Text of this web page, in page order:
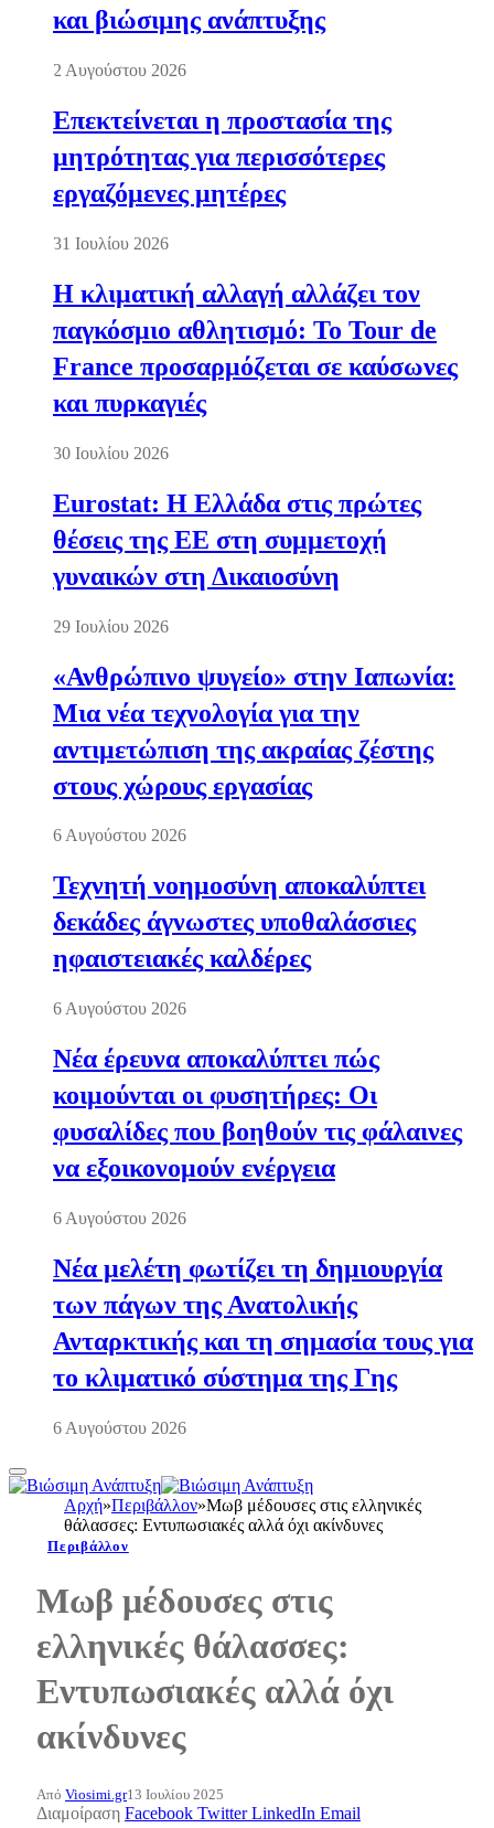
και βιώσιμης ανάπτυξης
2 Αυγούστου 2026
Επεκτείνεται η προστασία της
μητρότητας για περισσότερες
εργαζόμενες μητέρες
31 Ιουλίου 2026
Η κλιματική αλλαγή αλλάζει τον
παγκόσμιο αθλητισμό: Το Tour de
France προσαρμόζεται σε καύσωνες
και πυρκαγιές
30 Ιουλίου 2026
Eurostat: Η Ελλάδα στις πρώτες
θέσεις της ΕΕ στη συμμετοχή
γυναικών στη Δικαιοσύνη
29 Ιουλίου 2026
«Ανθρώπινο ψυγείο» στην Ιαπωνία:
Μια νέα τεχνολογία για την
αντιμετώπιση της ακραίας ζέστης
στους χώρους εργασίας
6 Αυγούστου 2026
Τεχνητή νοημοσύνη αποκαλύπτει
δεκάδες άγνωστες υποθαλάσσιες
ηφαιστειακές καλδέρες
6 Αυγούστου 2026
Νέα έρευνα αποκαλύπτει πώς
κοιμούνται οι φυσητήρες: Οι
φυσαλίδες που βοηθούν τις φάλαινες
να εξοικονομούν ενέργεια
6 Αυγούστου 2026
Νέα μελέτη φωτίζει τη δημιουργία
των πάγων της Ανατολικής
Ανταρκτικής και τη σημασία τους για
το κλιματικό σύστημα της Γης
6 Αυγούστου 2026
Αρχή»Περιβάλλον»Μωβ μέδουσες στις ελληνικές
θάλασσες: Εντυπωσιακές αλλά όχι ακίνδυνες
Περιβάλλον
Μωβ μέδουσες στις
ελληνικές θάλασσες:
Εντυπωσιακές αλλά όχι
ακίνδυνες
Από Viosimi.gr13 Ιουλίου 2025
Διαμοίραση Facebook Twitter LinkedIn Email